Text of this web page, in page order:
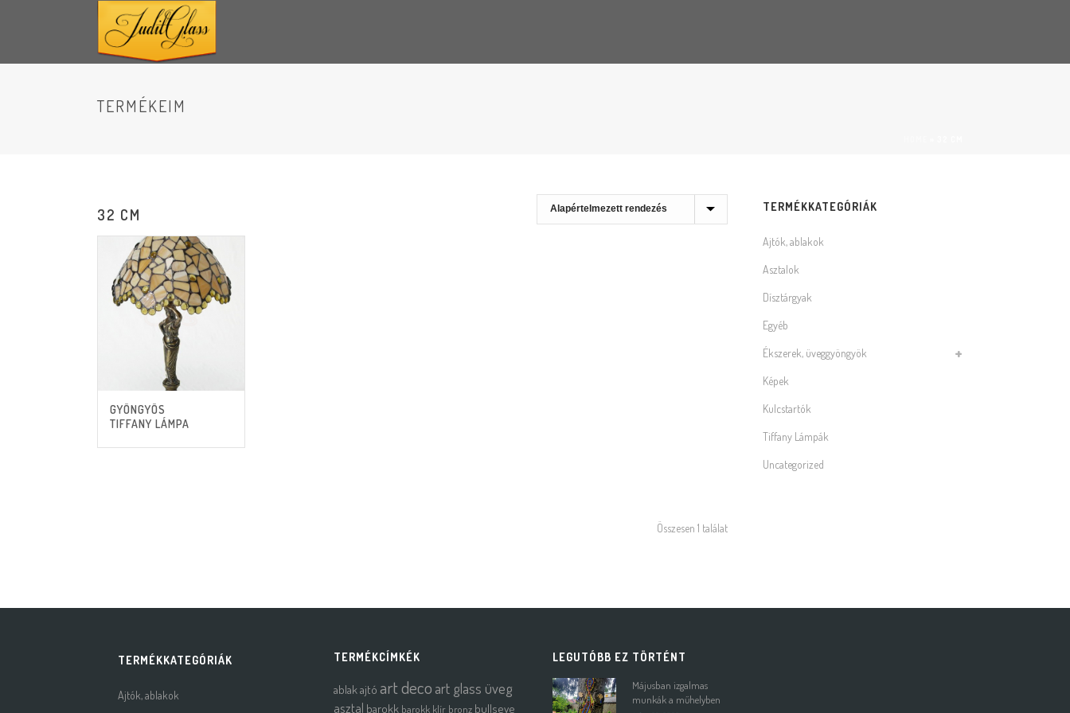
TERMÉKEIM
32 CM
GYÖNGYÖS
TIFFANY LÁMPA
Összesen 1 találat
TERMÉKKATEGÓRIÁK
Ajtók, ablakok
Asztalok
Dísztárgyak
Egyéb
Ékszerek, üveggyöngyök
Képek
Kulcstartók
Tiffany Lámpák
Uncategorized
TERMÉKKATEGÓRIÁK
Ajtók, ablakok
TERMÉKCÍMKÉK
ablak ajtó art deco art glass üveg
asztal barokk barokk klír bronz bullseye
LEGUTÓBB EZ TÖRTÉNT
Májusban izgalmas
munkák a műhelyben